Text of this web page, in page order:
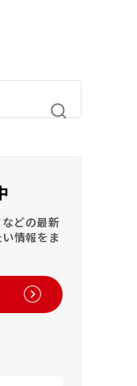
どの最新
情報をま